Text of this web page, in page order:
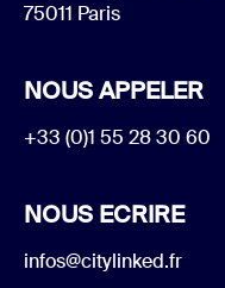
75011 Paris
NOUS APPELER
+33 (0)1 55 28 30 60
NOUS ECRIRE
infos@citylinked.fr